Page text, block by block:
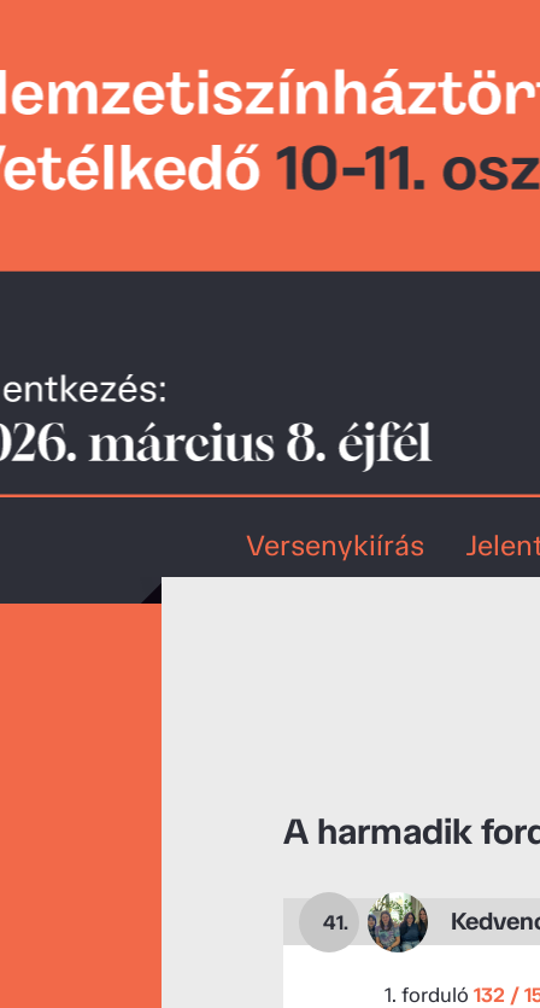
Versenykiírás
A harmadik
41.
1. forduló 132 /